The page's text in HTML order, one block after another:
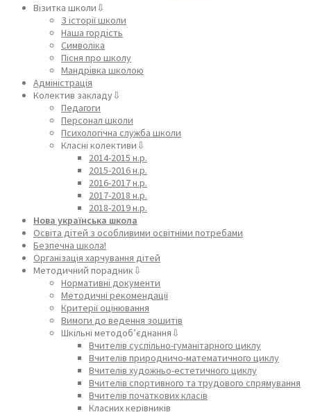
Візитка школи⇩
З історії школи
Наша гордість
Символіка
Пісня про школу
Мандрівка школою
Адміністрація
Колектив закладу⇩
Педагоги
Персонал школи
Психологічна служба школи
Класні колективи⇩
2014-2015 н.р.
2015-2016 н.р.
2016-2017 н.р.
2017-2018 н.р.
2018-2019 н.р.
Нова українська школа
Освіта дітей з особливими освітніми потребами
Безпечна школа!
Організація харчування дітей
Методичний порадник⇩
Нормативні документи
Методичні рекомендації
Критерії оцінювання
Вимоги до ведення зошитів
Шкільні методоб’єднання⇩
Вчителів суспільно-гуманітарного циклу
Вчителів природничо-математичного циклу
Вчителів художньо-естетичного циклу
Вчителів спортивного та трудового спрямування
Вчителів початкових класів
Класних керівників